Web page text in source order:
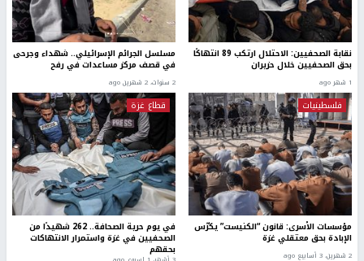
نقابة الصحفيين: الاحتلال ارتكب 89 انتهاكًا
بحق الصحفيين خلال حزيران
1 شهر ago
مسلسل الجرائم الإسرائيلي.. شهداء وجرحى
في قصف مركز مساعدات في رفح
2 سنوات، 2 شهرين ago
فلسطينيات
مؤسسات الأسرى: قانون “الكنيست” يكرّس
الإبادة بحق معتقلي غزة
2 شهرين، 3 أسابيع ago
قطاع غزة
في يوم حرية الصحافة.. 262 شهيدًا من
الصحفيين في غزة واستمرار الانتهاكات
بحقهم